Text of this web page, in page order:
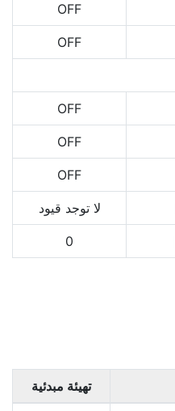
OFF
OFF
OFF
OFF
OFF
لا توجد قيود
0
تهيئة مبدئية